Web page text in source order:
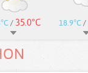
/ 35.0°C 18.9°C /